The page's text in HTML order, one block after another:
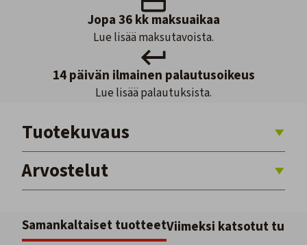
Jopa 36 kk maksuaikaa
Lue lisää maksutavoista.
14 päivän ilmainen palautusoikeus
Lue lisää palautuksista.
Tuotekuvaus
Arvostelut
Samankaltaiset tuotteetViimeksi katsotut